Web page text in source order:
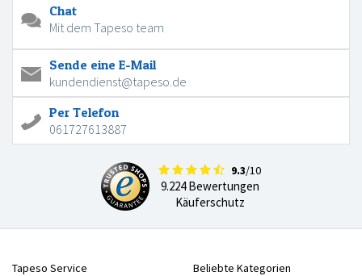
Chat
Mit dem Tapeso team
Sende eine E-Mail
kundendienst@tapeso.de
Per Telefon
061727613887
9.3/10
9.224 Bewertungen
Käuferschutz
Tapeso Service
Beliebte Kategorien